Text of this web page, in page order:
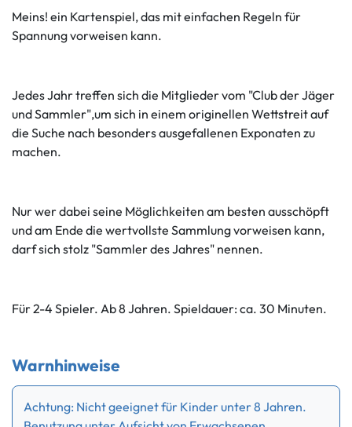
Meins! ein Kartenspiel, das mit einfachen Regeln für
Spannung vorweisen kann.
Jedes Jahr treffen sich die Mitglieder vom "Club der Jäger
und Sammler",um sich in einem originellen Wettstreit auf
die Suche nach besonders ausgefallenen Exponaten zu
machen.
Nur wer dabei seine Möglichkeiten am besten ausschöpft
und am Ende die wertvollste Sammlung vorweisen kann,
darf sich stolz "Sammler des Jahres" nennen.
Für 2-4 Spieler. Ab 8 Jahren. Spieldauer: ca. 30 Minuten.
Warnhinweise
Achtung: Nicht geeignet für Kinder unter 8 Jahren.